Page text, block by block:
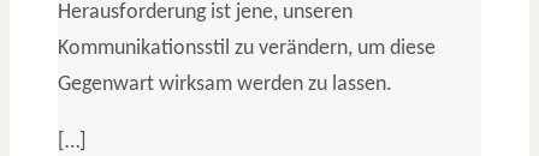
Herausforderung ist jene, unseren
Kommunikationsstil zu verändern, um diese
Gegenwart wirksam werden zu lassen.
[…]